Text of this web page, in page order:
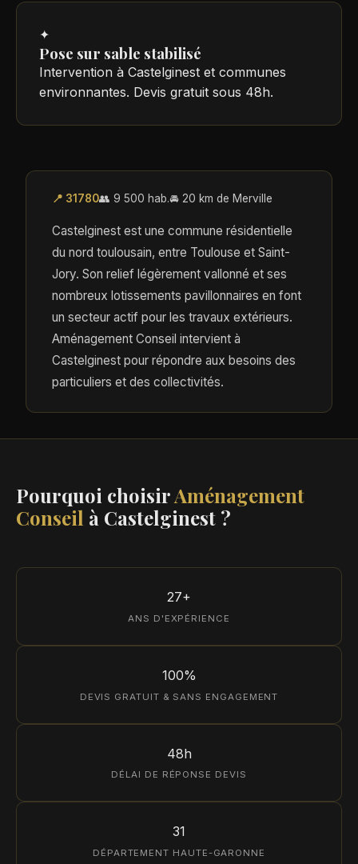
✦
Pose sur sable stabilisé
Intervention à Castelginest et communes
environnantes. Devis gratuit sous 48h.
📍 31780👥 9 500 hab.🚘 20 km de Merville
Castelginest est une commune résidentielle
du nord toulousain, entre Toulouse et Saint-
Jory. Son relief légèrement vallonné et ses
nombreux lotissements pavillonnaires en font
un secteur actif pour les travaux extérieurs.
Aménagement Conseil intervient à
Castelginest pour répondre aux besoins des
particuliers et des collectivités.
Pourquoi choisirAménagement
Conseil à Castelginest ?
27+
ANS D'EXPÉRIENCE
100%
DEVIS GRATUIT & SANS ENGAGEMENT
48h
DÉLAI DE RÉPONSE DEVIS
31
DÉPARTEMENT HAUTE-GARONNE